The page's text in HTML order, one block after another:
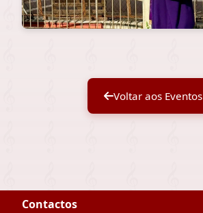
Voltar aos Eventos
Contactos